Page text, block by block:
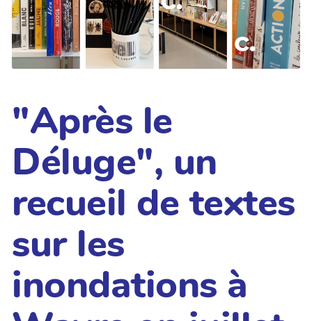
"Après le
Déluge", un
recueil de textes
sur les
inondations à